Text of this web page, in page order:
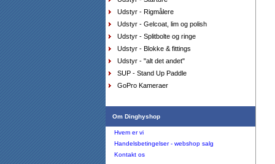
Handsker Musto - Winter Performance, lange fingre
DKK336,75
Sejlersko Orca Bay Creek, farve saddle
DKK
Udstyr - Rigmålere
Udstyr - Gelcoat, lim og polish
Udstyr - Splitbolte og ringe
Udstyr - Blokke & fittings
Udstyr - "alt det andet"
SUP - Stand Up Paddle
GoPro Kameraer
Om Dinghyshop
Hvem er vi
Handelsbetingelser - webshop salg
Kontakt os